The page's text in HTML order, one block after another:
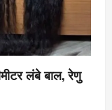
लंबे बाल, रेणु